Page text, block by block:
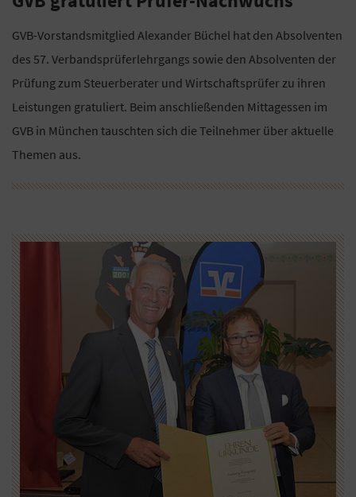
GVB-Vorstandsmitglied Alexander Büchel hat den Absolventen
des 57. Verbandsprüferlehrgangs sowie den Absolventen der
Prüfung zum Steuerberater und Wirtschaftsprüfer zu ihren
Leistungen gratuliert. Beim anschließenden Mittagessen im
GVB in München tauschten sich die Teilnehmer über aktuelle
Themen aus.